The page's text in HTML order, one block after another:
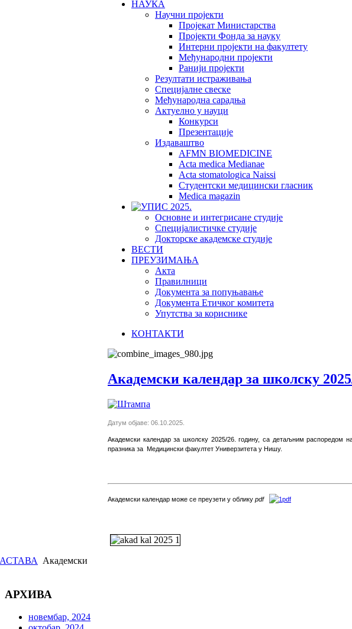
НАУКА
Научни пројекти
Пројекат Министарства
Пројекти Фонда за науку
Интерни пројекти на факултету
Међународни пројекти
Ранији пројекти
Резултати истраживања
Специјалне свеске
Међународна сарадња
Актуелно у науци
Конкурси
Презентације
Издаваштво
AFMN BIOMEDICINE
Acta medica Medianae
Acta stomatologica Naissi
Студентски медицински гласник
Medica magazin
Основне и интегрисане студије
Специјалистичке студије
Докторске академске студије
ВЕСТИ
ПРЕУЗИМАЊА
Акта
Правилници
Документа за попуњавање
Документа Етичког комитета
Упутства за кориснике
КОНТАКТИ
Академски календар за школску
Датум објаве: 06.10.2025.
Академски календар за школску 2025/26. годину, са детаљним распоредом
празника за Медицински факултет Универзитета у Нишу.
Академски календар може се преузети у облику pdf
Академски
АРХИВА
новембар, 2024